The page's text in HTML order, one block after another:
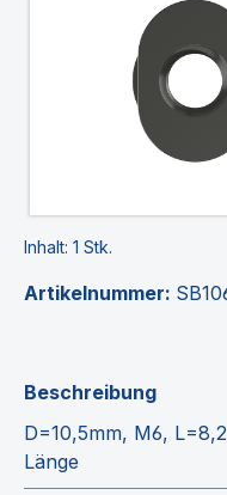
Inhalt: 1 Stk.
Artikelnummer:
Beschreibung
D=10,5mm, M6,
Länge